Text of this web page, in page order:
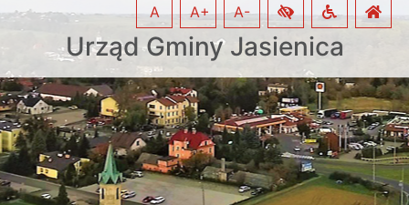
Urząd Gminy Jasienica
A A+ A-